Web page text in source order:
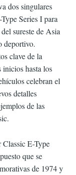
dos singulares
Series I para
sureste de Asia
deportivo.
clave de la
inicios hasta los
celebran el
detalles
de las
Classic E-Type
que se
de 1974 y